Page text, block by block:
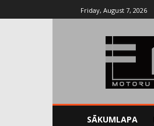
Friday, August 7, 2026
SĀKUMLAPA